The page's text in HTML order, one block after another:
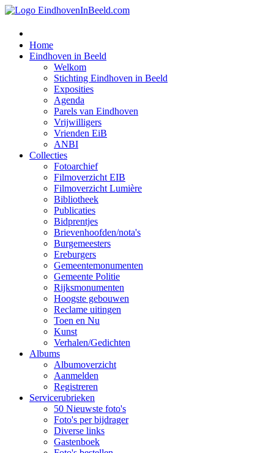
Home
Eindhoven in Beeld
Welkom
Stichting Eindhoven in Beeld
Exposities
Agenda
Parels van Eindhoven
Vrijwilligers
Vrienden EiB
ANBI
Collecties
Fotoarchief
Filmoverzicht EIB
Filmoverzicht Lumière
Bibliotheek
Publicaties
Bidprentjes
Brievenhoofden/nota's
Burgemeesters
Ereburgers
Gemeentemonumenten
Gemeente Politie
Rijksmonumenten
Hoogste gebouwen
Reclame uitingen
Toen en Nu
Kunst
Verhalen/Gedichten
Albums
Albumoverzicht
Aanmelden
Registreren
Servicerubrieken
50 Nieuwste foto's
Foto's per bijdrager
Diverse links
Gastenboek